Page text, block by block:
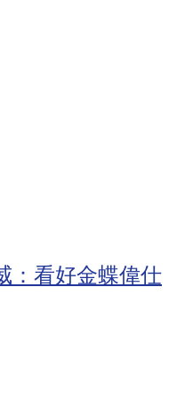
：看好金蝶偉仕